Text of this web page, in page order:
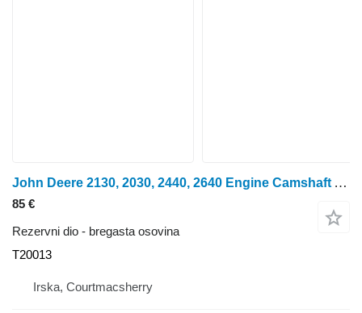
John Deere 2130, 2030, 2440, 2640 Engine Camshaft At18049, , R82820 T20013 bregasta osovina za traktora na kotačima
85 €
Rezervni dio - bregasta osovina
T20013
Irska, Courtmacsherry